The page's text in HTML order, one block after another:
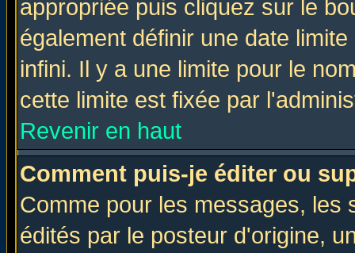
appropriée puis cliquez sur le
également définir une date
infini. Il y a une limite pour le
cette limite est fixée par
Revenir en haut
Comment puis-je éditer ou
Comme pour les messages, les
édités par le posteur d'origine,